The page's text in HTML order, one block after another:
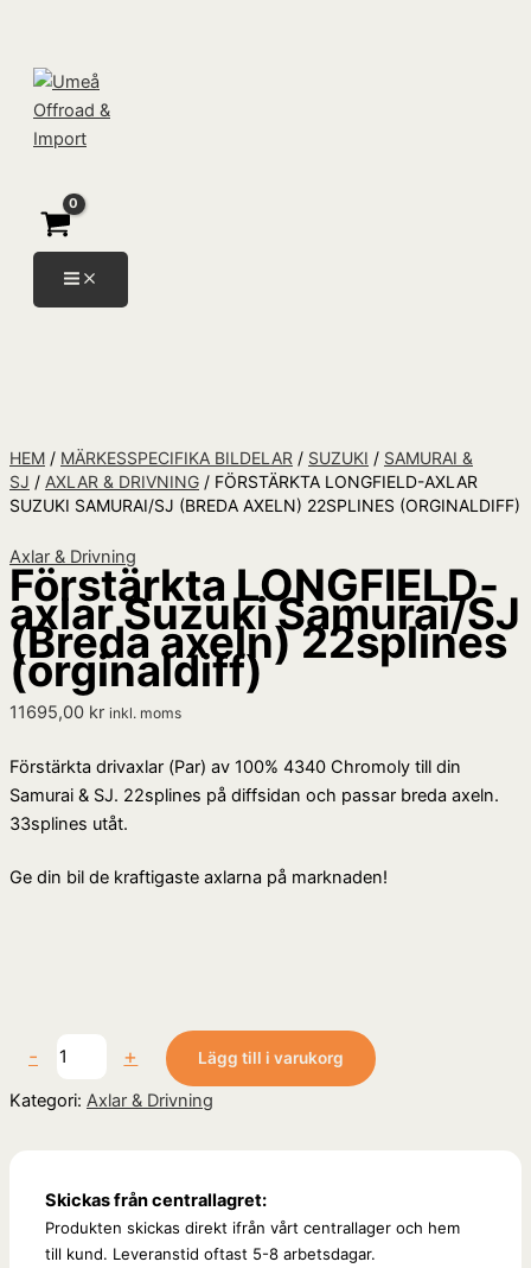
innehåll
HEM / MÄRKESSPECIFIKA BILDELAR / SUZUKI / SAMURAI &
SJ / AXLAR & DRIVNING / FÖRSTÄRKTA LONGFIELD-AXLAR
SUZUKI SAMURAI/SJ (BREDA AXELN) 22SPLINES (ORGINALDIFF)
Axlar & Drivning
Förstärkta LONGFIELD-
axlar Suzuki Samurai/SJ
(Breda axeln) 22splines
(orginaldiff)
11695,00 kr inkl. moms
Förstärkta drivaxlar (Par) av 100% 4340 Chromoly till din
Samurai & SJ. 22splines på diffsidan och passar breda axeln.
33splines utåt.
Ge din bil de kraftigaste axlarna på marknaden!
-
axlar
Suzuki
Samurai/SJ
(Breda
22splines
(orginaldiff)
mängd
+ Lägg till i varukorg
Kategori: Axlar & Drivning
Skickas från centrallagret:
Produkten skickas direkt ifrån vårt centrallager och hem
till kund. Leveranstid oftast 5-8 arbetsdagar.